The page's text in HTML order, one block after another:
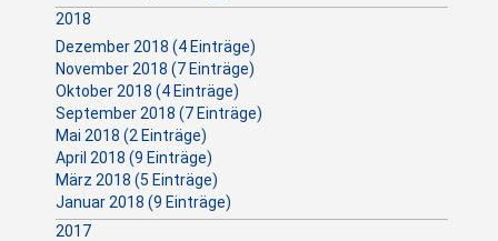
2018
Dezember 2018 (4 Einträge)
November 2018 (7 Einträge)
Oktober 2018 (4 Einträge)
September 2018 (7 Einträge)
Mai 2018 (2 Einträge)
April 2018 (9 Einträge)
März 2018 (5 Einträge)
Januar 2018 (9 Einträge)
2017